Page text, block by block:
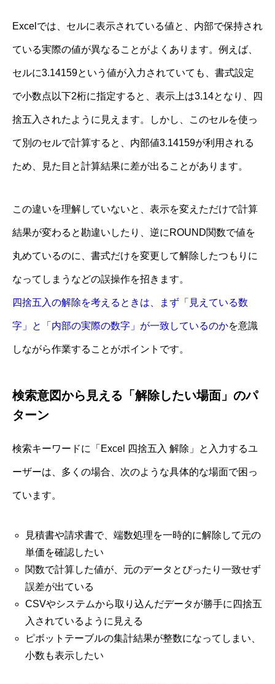
Excelでは、セルに表示されている値と、内部で保持され
ている実際の値が異なることがよくあります。例えば、
セルに3.14159という値が入力されていても、書式設定
で小数点以下2桁に指定すると、表示上は3.14となり、四
捨五入されたように見えます。しかし、このセルを使っ
て別のセルで計算すると、内部値3.14159が利用される
ため、見た目と計算結果に差が出ることがあります。
この違いを理解していないと、表示を変えただけで計算
結果が変わると勘違いしたり、逆にROUND関数で値を
丸めているのに、書式だけを変更して解除したつもりに
なってしまうなどの誤操作を招きます。
四捨五入の解除を考えるときは、まず「見えている数
字」と「内部の実際の数字」が一致しているのかを意識
しながら作業することがポイントです。
検索意図から見える「解除したい場面」のパ
ターン
検索キーワードに「Excel 四捨五入 解除」と入力するユ
ーザーは、多くの場合、次のような具体的な場面で困っ
ています。
見積書や請求書で、端数処理を一時的に解除して元の
単価を確認したい
関数で計算した値が、元のデータとぴったり一致せず
誤差が出ている
CSVやシステムから取り込んだデータが勝手に四捨五
入されているように見える
ピボットテーブルの集計結果が整数になってしまい、
小数も表示したい